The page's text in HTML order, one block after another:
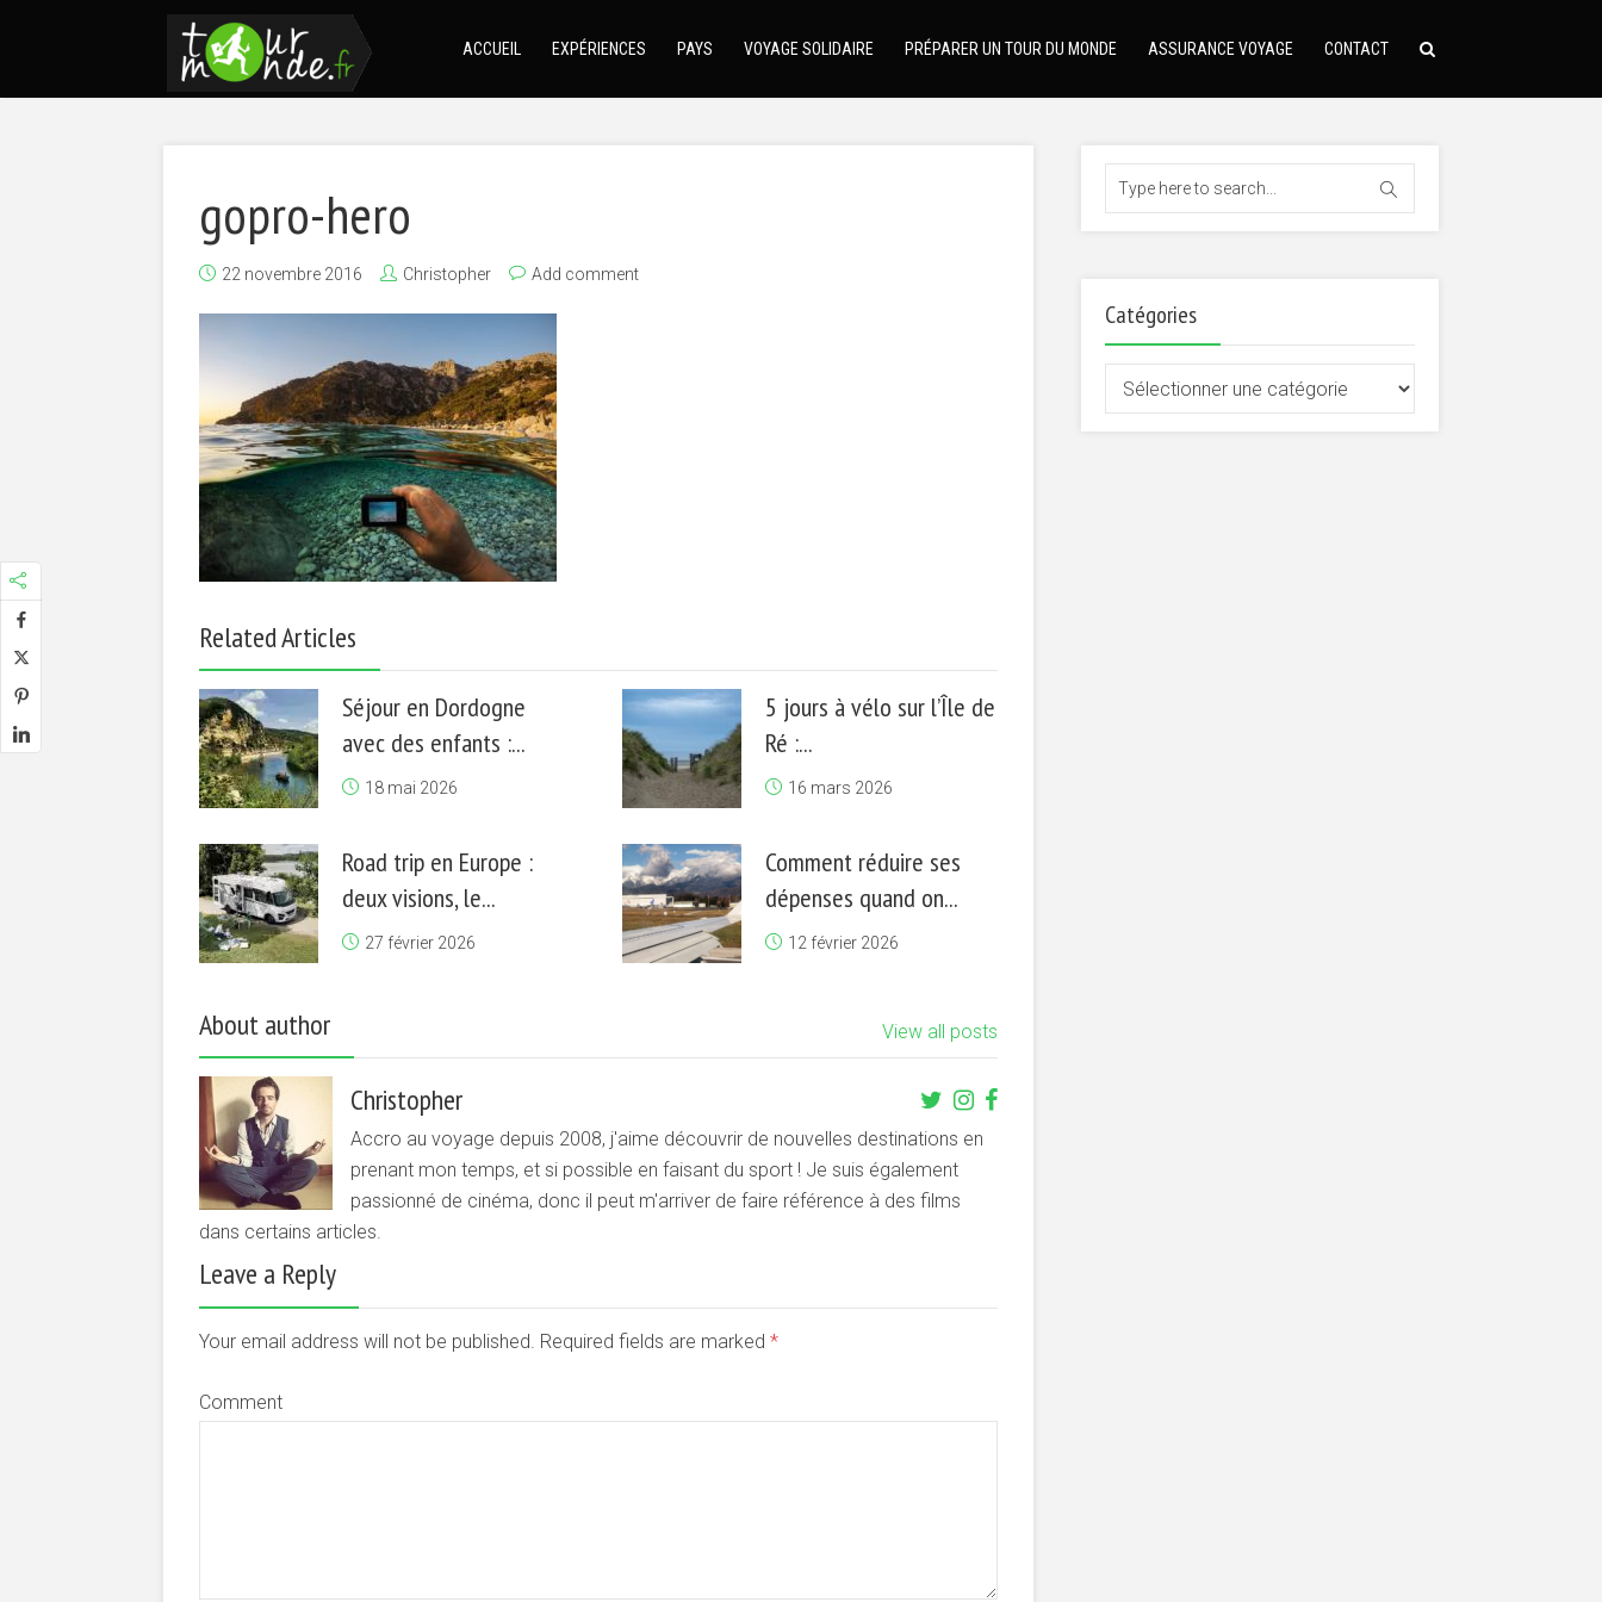
ACCUEIL EXPÉRIENCES PAYS VOYAGE SOLIDAIRE PRÉPARER UN TOUR DU MONDE ASSURANCE VOYAGE CONTACT
gopro-hero
22 novembre 2016 Christopher Add comment
Related Articles
Séjour en Dordogne
avec des enfants :...
18 mai 2026
5 jours à vélo sur l’Île de
Ré :...
16 mars 2026
Road trip en Europe :
deux visions, le...
27 février 2026
Comment réduire ses
dépenses quand on...
12 février 2026
About author View all posts
Christopher
Accro au voyage depuis 2008, j'aime découvrir de nouvelles destinations en
prenant mon temps, et si possible en faisant du sport ! Je suis également
passionné de cinéma, donc il peut m'arriver de faire référence à des films
dans certains articles.
Leave a Reply
Your email address will not be published. Required fields are marked *
Comment
Catégories